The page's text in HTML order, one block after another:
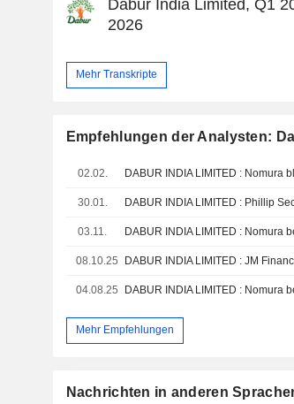
Dabur India Limited, Q1
2026
Mehr Transkripte
Empfehlungen der Analysten:
02.02. DABUR INDIA LIMITED : Nomura
30.01. DABUR INDIA LIMITED : Phillip
03.11. DABUR INDIA LIMITED : Nomura
08.10.25 DABUR INDIA LIMITED : JM
04.08.25 DABUR INDIA LIMITED : Nomura
Mehr Empfehlungen
Nachrichten in anderen